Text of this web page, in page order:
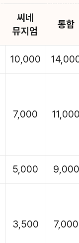
씨네
뮤지엄
통합
10,000
7,000
5,000 9,000
3,500 7,000